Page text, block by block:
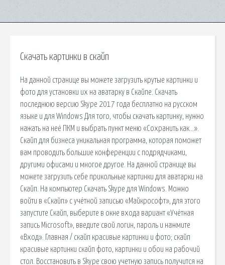
Скачать картинки в скайп
На данной странице вы можете загрузить крутые картинки и
фото для установки их на аватарку в Скайпе. Скачать
последнюю версию Skype 2017 года бесплатно на русском
языке и для Windows Для того, чтобы скачать картинку, нужно
нажать на неё ПКМ и выбрать пункт меню «Сохранить как…».
Скайп для бизнеса уникальная программа, которая поможет
вам проводить большие конференции с подрядчиками,
другими офисами и многое другое. На данной странице вы
можете загрузить себе прикольные картинки для аватарки на
Скайп. На компьютер Скачать Skype для Windows. Можно
войти в «Скайп» с учётной записью «Майкрософт», для этого
запустите Скайп, выберите в окне входа вариант «Учётная
запись Microsoft», введите свой логин, пароль и нажмите
«Вход». Главная / скайп красивые картинки и фото; скайп
красивые картинки скайп фото, картинки и обои на рабочий
стол. Восстановить в Skype свою учетную запись получится на